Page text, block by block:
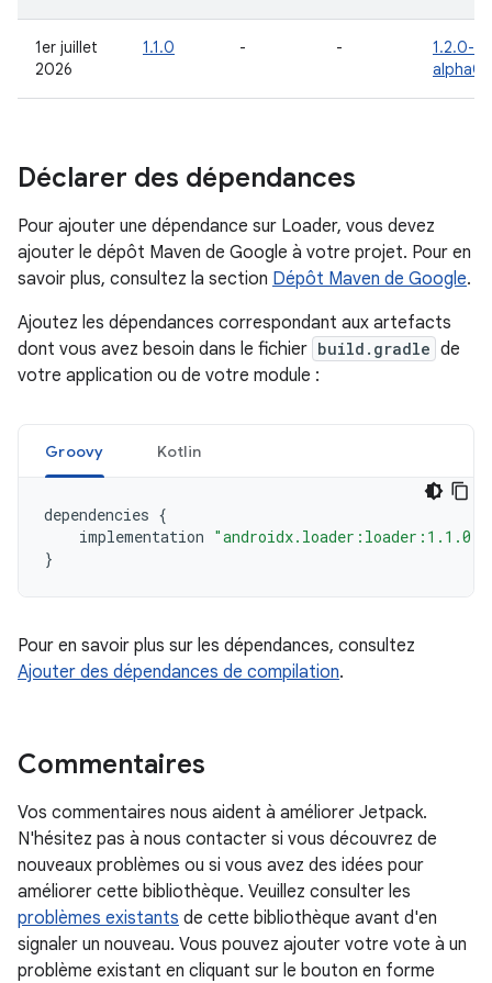
1er juillet
2026
1.1.0 - -
1.2.0-
alpha01
Déclarer des dépendances
Pour ajouter une dépendance sur Loader, vous devez
ajouter le dépôt Maven de Google à votre projet. Pour en
savoir plus, consultez la section Dépôt Maven de Google.
Ajoutez les dépendances correspondant aux artefacts
dont vous avez besoin dans le fichier build.gradle de
votre application ou de votre module :
Groovy Kotlin
dependencies {
implementation "androidx.loader:loader:1.1.0"
}
Pour en savoir plus sur les dépendances, consultez
Ajouter des dépendances de compilation.
Commentaires
Vos commentaires nous aident à améliorer Jetpack.
N'hésitez pas à nous contacter si vous découvrez de
nouveaux problèmes ou si vous avez des idées pour
améliorer cette bibliothèque. Veuillez consulter les
problèmes existants de cette bibliothèque avant d'en
signaler un nouveau. Vous pouvez ajouter votre vote à un
problème existant en cliquant sur le bouton en forme